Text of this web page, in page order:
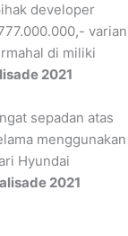
developer
varian
di miliki
2021
sepadan atas
menggunakan
Hyundai
2021